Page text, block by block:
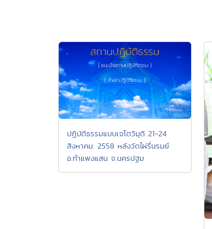
ปฏิบัติธรรมแบบเจโตวิมุติ 21-24
สิงหาคม. 2558 หลังวัดไผ่รื่นรมย์
อ.กำแพงแสน จ.นครปฐม